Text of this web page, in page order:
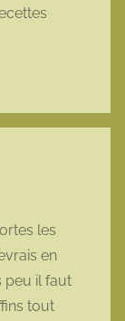
les
en
peu il faut
tout